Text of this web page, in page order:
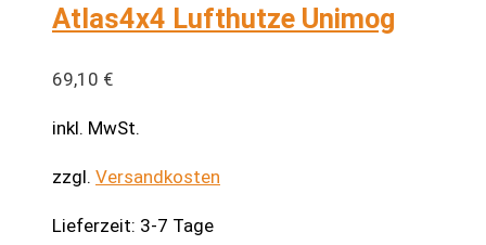
Atlas4x4 Lufthutze Unimog
69,10 €
inkl. MwSt.
zzgl. Versandkosten
Lieferzeit: 3-7 Tage